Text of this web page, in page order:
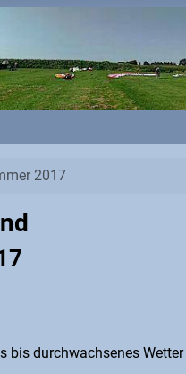
2017
durchwachsenes